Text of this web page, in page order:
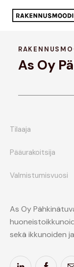
As Oy
Tilaaja
Pääurakoitsija
Valmistumisvuosi
As Oy
sekä ikkunoiden